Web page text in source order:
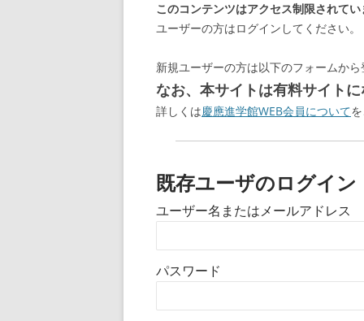
このコンテンツはアクセス制限されてい
ユーザーの方はログインしてください。
新規ユーザーの方は以下のフォームか
なお、本サイトは有料サイト
詳しくは慶應進学館WEB会員について
既存ユーザのログイン
ユーザー名またはメールアドレス
パスワード